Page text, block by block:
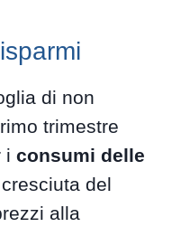
di non
trimestre
iconsumi delle
del
alla